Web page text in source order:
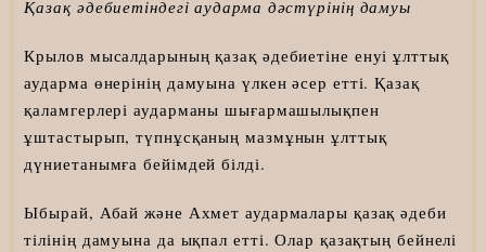
Қазақ әдебиетіндегі аударма дәстүрінің дамуы
Крылов мысалдарының қазақ әдебиетіне енуі ұлттық
аударма өнерінің дамуына үлкен әсер етті. Қазақ
қаламгерлері аударманы шығармашылықпен
ұштастырып, түпнұсқаның мазмұнын ұлттық
дүниетанымға бейімдей білді.
Ыбырай, Абай және Ахмет аудармалары қазақ әдеби
тілінің дамуына да ықпал етті. Олар қазақтың бейнелі